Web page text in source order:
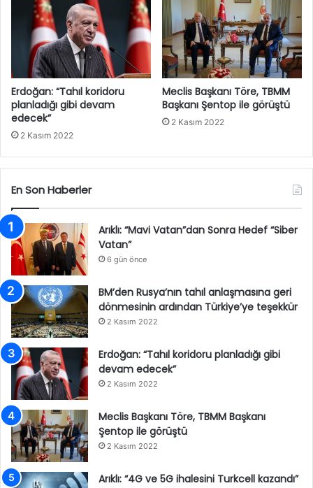
Erdoğan: “Tahıl koridoru
planladığı gibi devam
edecek”
2 Kasım 2022
Meclis Başkanı Töre, TBMM
Başkanı Şentop ile görüştü
2 Kasım 2022
En Son Haberler
Arıklı: “Mavi Vatan”dan Sonra Hedef “Siber
Vatan”
6 gün önce
BM’den Rusya’nın tahıl anlaşmasına geri
dönmesinin ardından Türkiye’ye teşekkür
2 Kasım 2022
Erdoğan: “Tahıl koridoru planladığı gibi
devam edecek”
2 Kasım 2022
Meclis Başkanı Töre, TBMM Başkanı
Şentop ile görüştü
2 Kasım 2022
Arıklı: “4G ve 5G ihalesini Turkcell kazandı”